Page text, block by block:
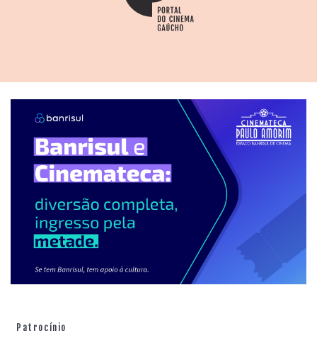
Patrocínio